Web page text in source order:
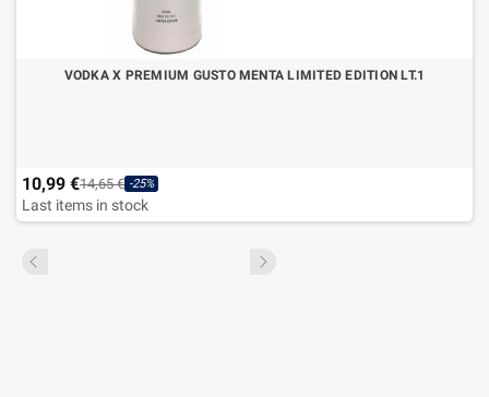
VODKA X PREMIUM GUSTO MENTA LIMITED EDITION LT.1
10,99 €14,65 € -25%
Last items in stock